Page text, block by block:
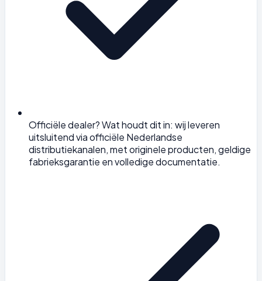
Officiële dealer? Wat houdt dit in: wij leveren
uitsluitend via officiële Nederlandse
distributiekanalen, met originele producten, geldige
fabrieksgarantie en volledige documentatie.